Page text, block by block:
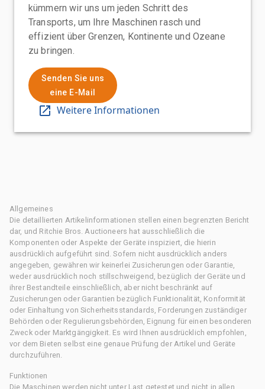
kümmern wir uns um jeden Schritt des
Transports, um Ihre Maschinen rasch und
effizient über Grenzen, Kontinente und Ozeane
zu bringen.
Senden Sie uns
eine E-Mail
Weitere Informationen
Allgemeines
Die detaillierten Artikelinformationen stellen einen begrenzten Bericht
dar, und Ritchie Bros. Auctioneers hat ausschließlich die
Komponenten oder Aspekte der Geräte inspiziert, die hierin
ausdrücklich aufgeführt sind. Sofern nicht ausdrücklich anders
angegeben, gewähren wir keinerlei Zusicherungen oder Garantie,
weder ausdrücklich noch stillschweigend, bezüglich der Geräte und
ihrer Bestandteile einschließlich, aber nicht beschränkt auf
Zusicherungen oder Garantien bezüglich Funktionalität, Konformität
oder Einhaltung von Sicherheitsstandards, Forderungen zuständiger
Behörden oder Regulierungsbehörden, Eignung für einen besonderen
Zweck oder Marktgängigkeit. Es wird Ihnen ausdrücklich empfohlen,
vor dem Bieten selbst eine genaue Prüfung der Artikel und Geräte
durchzuführen.
Funktionen
Die Maschinen werden nicht unter Last getestet und nicht in allen